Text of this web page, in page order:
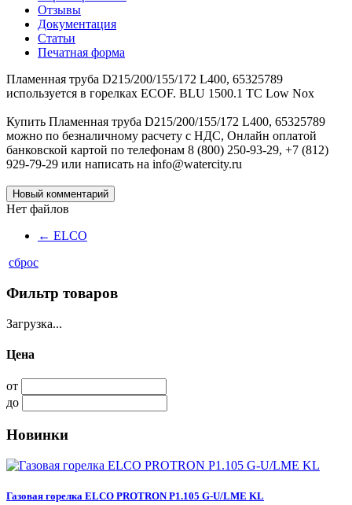
Отзывы
Документация
Статьи
Печатная форма
Пламенная труба D215/200/155/172 L400, 65325789
используется в горелках ECOF. BLU 1500.1 TC Low Nox
Купить Пламенная труба D215/200/155/172 L400, 65325789
можно по безналичному расчету с НДС, Онлайн оплатой
банковской картой по телефонам 8 (800) 250-93-29, +7 (812)
929-79-29 или написать на info@watercity.ru
Новый комментарий
Нет файлов
← ELCO
сброс
Фильтр товаров
Загрузка...
Цена
от
до
Новинки
Газовая горелка ELCO PROTRON P1.105 G-U/LME KL